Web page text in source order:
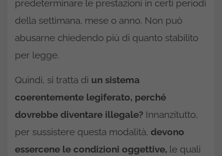
predeterminare le prestazioni in certi periodi
della settimana, mese o anno. Non può
abusarne chiedendo più di quanto stabilito
per legge.
Quindi, si tratta di un sistema
coerentemente legiferato, perché
dovrebbe diventare illegale? Innanzitutto,
per sussistere questa modalità, devono
essercene le condizioni oggettive, le quali